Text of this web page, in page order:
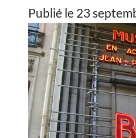
Publié le 23